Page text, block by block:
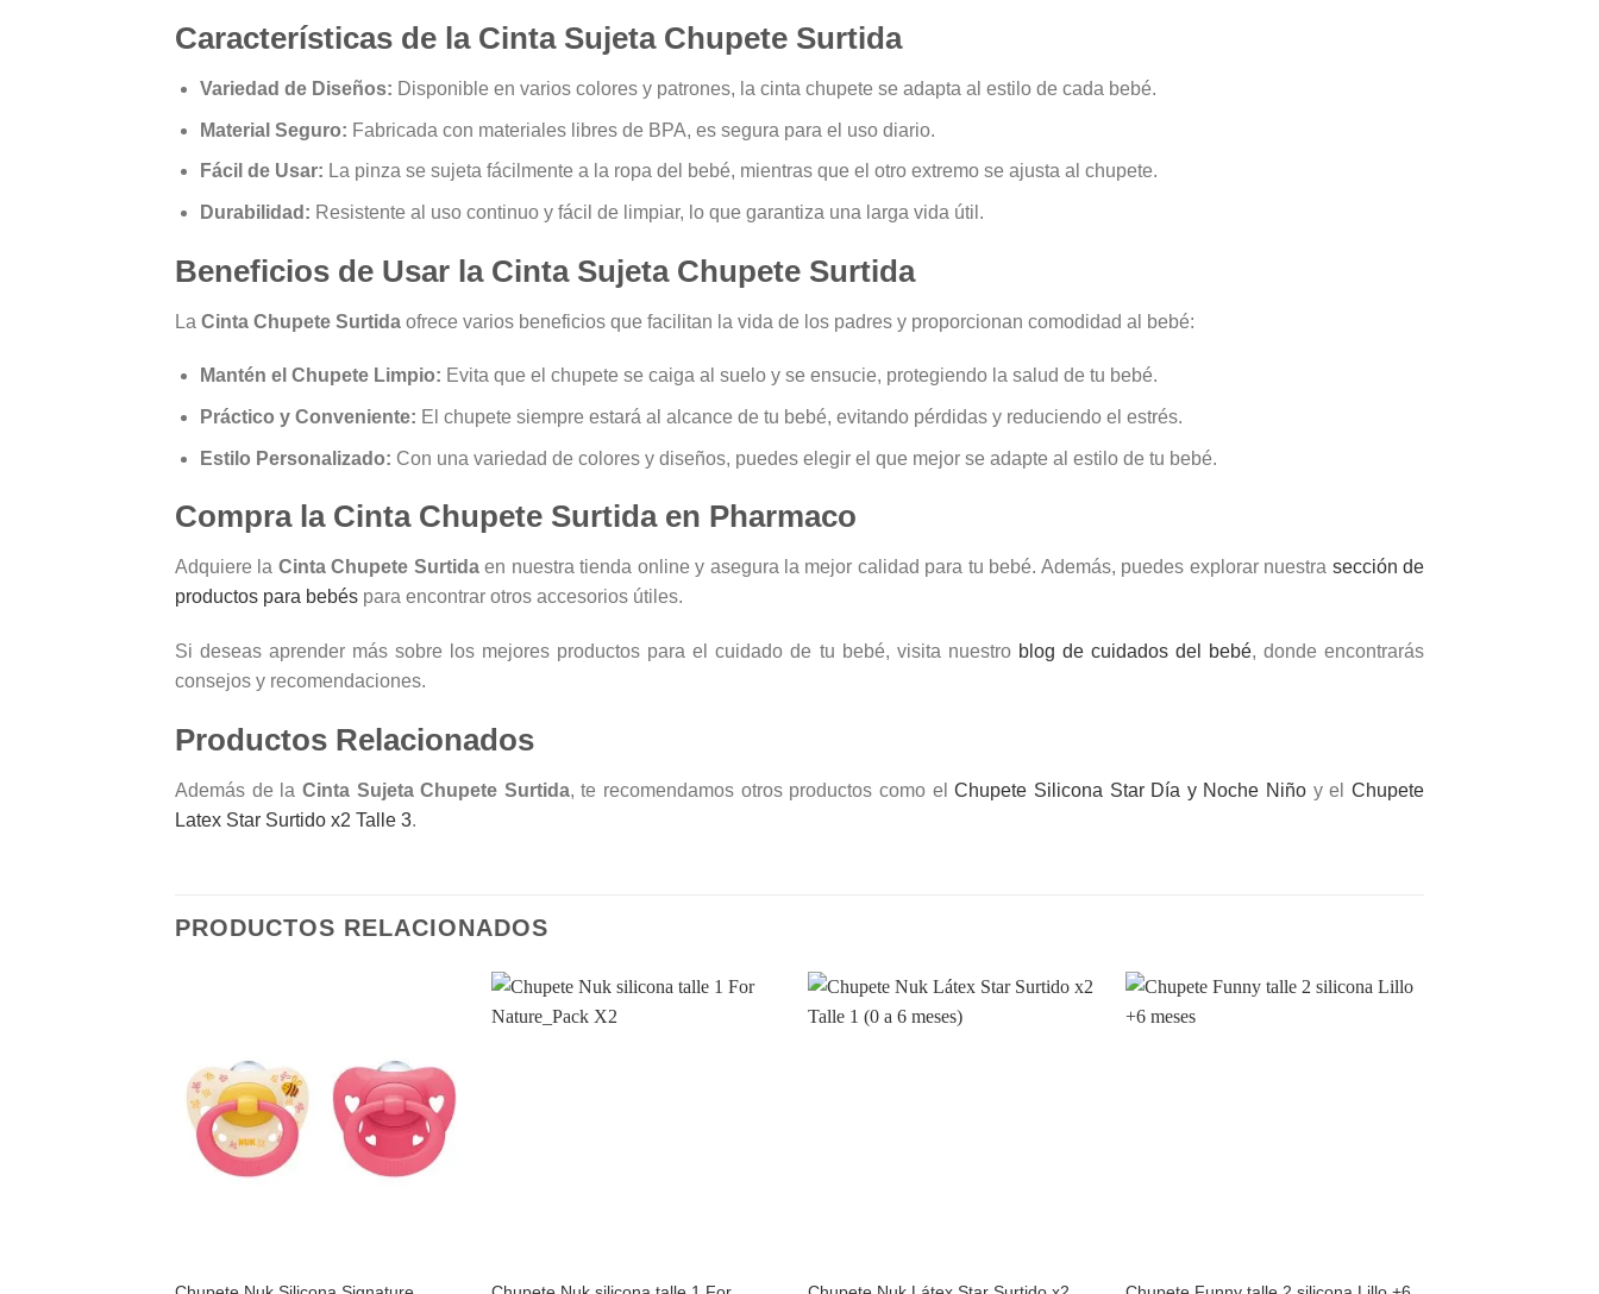
Características de la Cinta Sujeta Chupete Surtida
Variedad de Diseños: Disponible en varios colores y patrones, la cinta chupete se adapta al estilo de cada bebé.
Material Seguro: Fabricada con materiales libres de BPA, es segura para el uso diario.
Fácil de Usar: La pinza se sujeta fácilmente a la ropa del bebé, mientras que el otro extremo se ajusta al chupete.
Durabilidad: Resistente al uso continuo y fácil de limpiar, lo que garantiza una larga vida útil.
Beneficios de Usar la Cinta Sujeta Chupete Surtida
La Cinta Chupete Surtida ofrece varios beneficios que facilitan la vida de los padres y proporcionan comodidad al bebé:
Mantén el Chupete Limpio: Evita que el chupete se caiga al suelo y se ensucie, protegiendo la salud de tu bebé.
Práctico y Conveniente: El chupete siempre estará al alcance de tu bebé, evitando pérdidas y reduciendo el estrés.
Estilo Personalizado: Con una variedad de colores y diseños, puedes elegir el que mejor se adapte al estilo de tu bebé.
Compra la Cinta Chupete Surtida en Pharmaco
Adquiere la Cinta Chupete Surtidaen nuestra tienda online y asegura la mejor calidad para tu bebé. Además, puedes explorar nuestra sección de
productos para bebés para encontrar otros accesorios útiles.
Si deseas aprender más sobre los mejores productos para el cuidado de tu bebé, visita nuestro blog de cuidados del bebé, donde encontrarás
consejos y recomendaciones.
Productos Relacionados
Además de la Cinta Sujeta Chupete Surtida, te recomendamos otros productos como elChupete Silicona Star Día y Noche Niño y elChupete
Latex Star Surtido x2 Talle 3.
PRODUCTOS RELACIONADOS
Añadir
a la
lista de
deseos